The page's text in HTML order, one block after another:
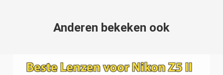
Anderen bekeken ook